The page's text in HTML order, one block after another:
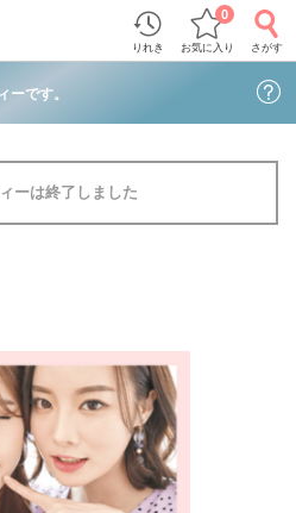
りれき お気に入り
0
さがす
ーです。
ーは終了しました